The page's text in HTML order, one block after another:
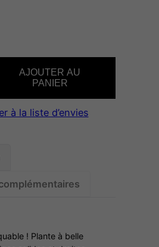
AJOUTER AU
PANIER
à la liste d’envies
! Plante à belle